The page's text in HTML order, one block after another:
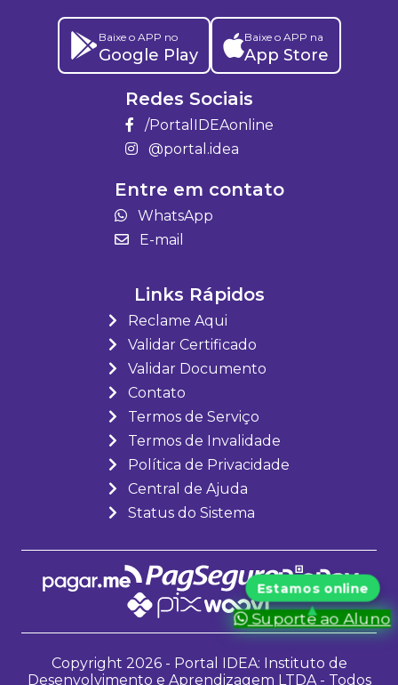
Suporte ao Aluno
Baixe o APP no
Google Play
Baixe o APP na
App Store
Redes Sociais
/PortalIDEAonline
@portal.idea
Entre em contato
WhatsApp
E-mail
Links Rápidos
Reclame Aqui
Validar Certificado
Validar Documento
Contato
Termos de Serviço
Termos de Invalidade
Política de Privacidade
Central de Ajuda
Status do Sistema
Copyright 2026 - Portal IDEA: Instituto de
Desenvolvimento e Aprendizagem LTDA - Todos